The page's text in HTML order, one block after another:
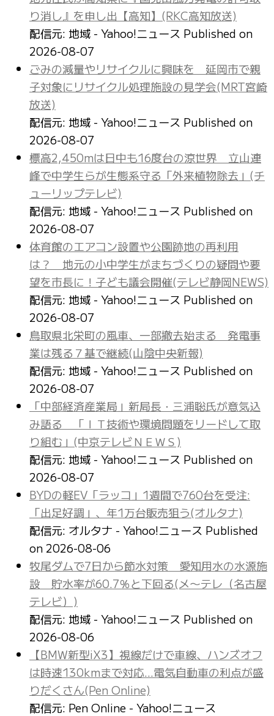
り消し』を申し出【高知】(RKC高知放送)
配信元: 地域 - Yahoo!ニュース Published on
2026-08-07
ごみの減量やリサイクルに興味を 延岡市で親
子対象にリサイクル処理施設の見学会(MRT宮崎
放送)
配信元: 地域 - Yahoo!ニュース Published on
2026-08-07
標高2,450mは日中も16度台の涼世界 立山連
峰で中学生らが生態系守る「外来植物除去」(チ
ューリップテレビ)
配信元: 地域 - Yahoo!ニュース Published on
2026-08-07
体育館のエアコン設置や公園跡地の再利用
は？ 地元の小中学生がまちづくりの疑問や要
望を市長に！子ども議会開催(テレビ静岡NEWS)
配信元: 地域 - Yahoo!ニュース Published on
2026-08-07
鳥取県北栄町の風車、一部撤去始まる 発電事
業は残る７基で継続(山陰中央新報)
配信元: 地域 - Yahoo!ニュース Published on
2026-08-07
「中部経済産業局」新局長・三浦聡氏が意気込
み語る 「ＩＴ技術や環境問題をリードして取
り組む」(中京テレビＮＥＷＳ)
配信元: 地域 - Yahoo!ニュース Published on
2026-08-07
BYDの軽EV「ラッコ」1週間で760台を受注:
「出足好調」、年1万台販売狙う(オルタナ)
配信元: オルタナ - Yahoo!ニュース Published
on 2026-08-06
牧尾ダムで7日から節水対策 愛知用水の水源施
設 貯水率が60.7％と下回る(メ〜テレ（名古屋
テレビ）)
配信元: 地域 - Yahoo!ニュース Published on
2026-08-06
【BMW新型iX3】視線だけで車線、ハンズオフ
は時速130kmまで対応…電気自動車の利点が盛
りだくさん(Pen Online)
配信元: Pen Online - Yahoo!ニュース